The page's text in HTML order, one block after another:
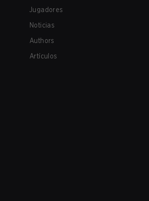
Jugadores
Noticias
Authors
Artículos